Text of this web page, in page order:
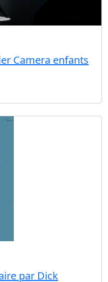
Camera enfants
par Dick